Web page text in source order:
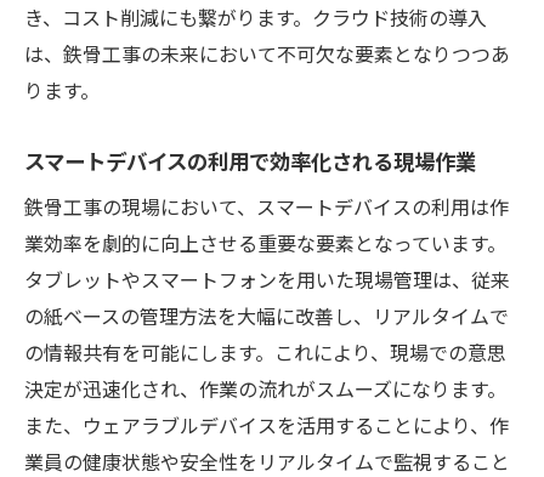
き、コスト削減にも繋がります。クラウド技術の導入
は、鉄骨工事の未来において不可欠な要素となりつつあ
ります。
スマートデバイスの利用で効率化される現場作業
鉄骨工事の現場において、スマートデバイスの利用は作
業効率を劇的に向上させる重要な要素となっています。
タブレットやスマートフォンを用いた現場管理は、従来
の紙ベースの管理方法を大幅に改善し、リアルタイムで
の情報共有を可能にします。これにより、現場での意思
決定が迅速化され、作業の流れがスムーズになります。
また、ウェアラブルデバイスを活用することにより、作
業員の健康状態や安全性をリアルタイムで監視すること